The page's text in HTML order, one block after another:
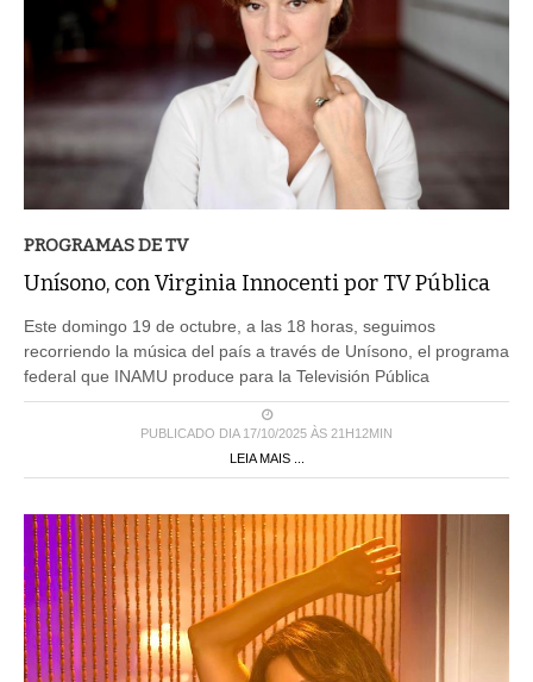
PROGRAMAS DE TV
Unísono, con Virginia Innocenti por TV Pública
Este domingo 19 de octubre, a las 18 horas, seguimos
recorriendo la música del país a través de Unísono, el programa
federal que INAMU produce para la Televisión Pública
PUBLICADO DIA 17/10/2025 ÀS 21H12MIN
LEIA MAIS ...